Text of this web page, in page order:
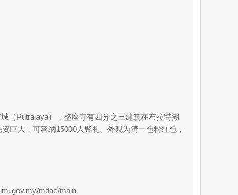
（Putrajaya），整座寺有四分之三建筑在布拉特湖
巨大，可容纳15000人聚礼。外观为清一色粉红色，
mdac/main